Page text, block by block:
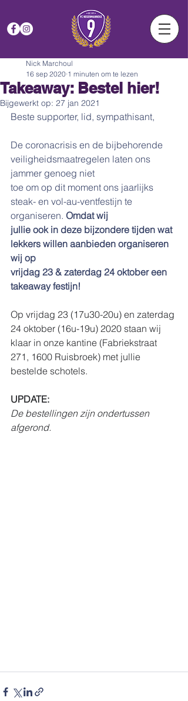
Takeaway: Bestel hier!
Nick Marchoul
16 sep 2020 1 minuten om te lezen
Bijgewerkt op: 27 jan 2021
Beste supporter, lid, sympathisant,
De coronacrisis en de bijbehorende
veiligheidsmaatregelen laten ons
jammer genoeg niet
toe om op dit moment ons jaarlijks
steak- en vol-au-ventfestijn te
organiseren. Omdat wij
jullie ook in deze bijzondere tijden wat
lekkers willen aanbieden organiseren
wij op
vrijdag 23 & zaterdag 24 oktober een
takeaway festijn!
Op vrijdag 23 (17u30-20u) en zaterdag
24 oktober (16u-19u) 2020 staan wij
klaar in onze kantine (Fabriekstraat
271, 1600 Ruisbroek) met jullie
bestelde schotels.
UPDATE:
De bestellingen zijn ondertussen
afgerond.